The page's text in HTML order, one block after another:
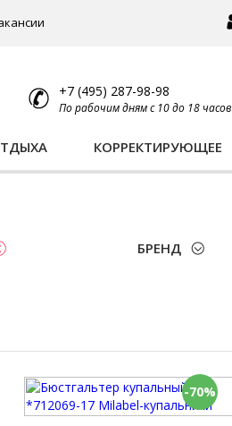
+7 (495) 287-98-98
По рабочим дням с 10 до 18 часов
КОРРЕКТИРУЮЩЕЕ
БРЕНД
-70%